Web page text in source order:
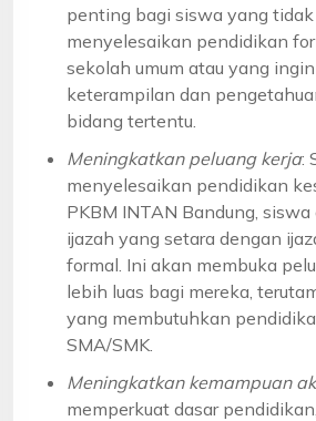
penting bagi siswa yang
menyelesaikan pendidikan
sekolah umum atau yang
keterampilan dan
bidang tertentu.
Meningkatkan peluang kerja:
menyelesaikan pendidikan
PKBM INTAN Bandung,
ijazah yang setara dengan
formal. Ini akan membuka
lebih luas bagi mereka,
yang membutuhkan
SMA/SMK.
Meningkatkan kemampuan
memperkuat dasar